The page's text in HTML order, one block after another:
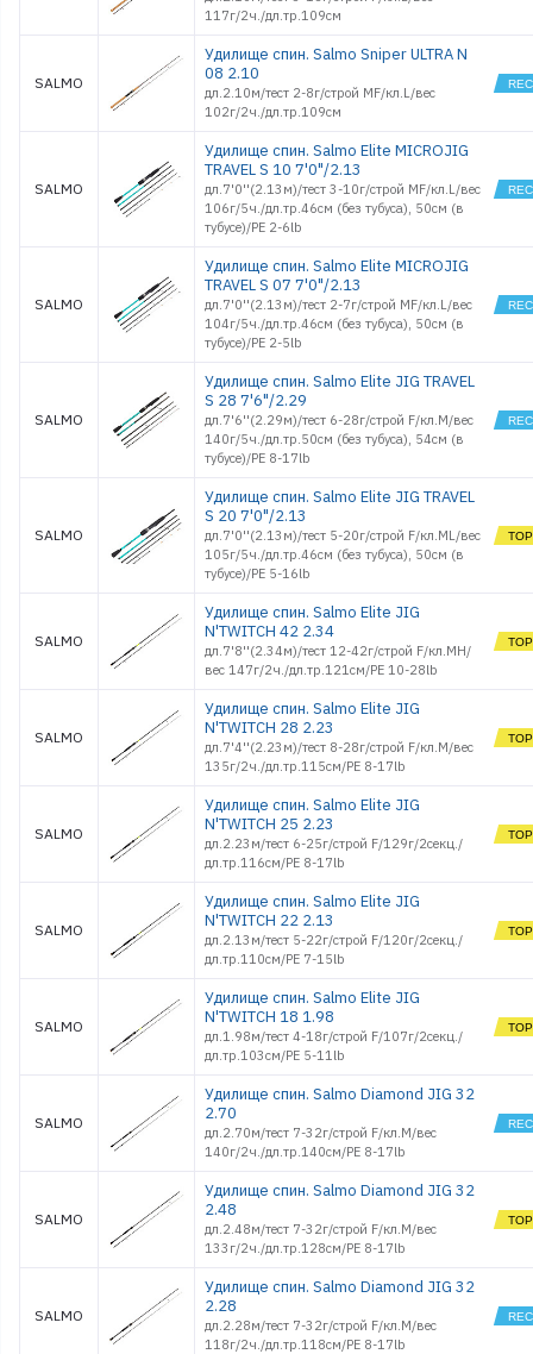
Обувь
Оснастки поплавочные
Очки
Палатки, Тенты, Зонты
Поводки
Подсачеки, садки
Поплавки
Приманки джиговые
силиконовые
Приманки
силиконовые
Принадлежности
походные
Рыбки поролоновые
Санки
Светлячки
Спальники
Спасжилеты
Стенды и
оборудование
Стойки и Держатели
Сторожки, кивки,
Сумки, Рюкзаки,
Емкости
Термосы и Термосумки
Удочки зимние
Чехлы и Тубусы
117г/2ч./дл.тр.109см
SALMO
Удилище спин. Salmo Sniper ULTRA N
08 2.10
дл.2.10м/тест 2-8г/строй MF/кл.L/вес
102г/2ч./дл.тр.109см
SALMO
Удилище спин. Salmo Elite MICROJIG
TRAVEL S 10 7'0"/2.13
дл.7'0''(2.13м)/тест 3-10г/строй MF/кл.L/вес
106г/5ч./дл.тр.46см (без тубуса), 50см (в
тубусе)/PE 2-6lb
SALMO
Удилище спин. Salmo Elite MICROJIG
TRAVEL S 07 7'0"/2.13
дл.7'0''(2.13м)/тест 2-7г/строй MF/кл.L/вес
104г/5ч./дл.тр.46см (без тубуса), 50см (в
тубусе)/PE 2-5lb
SALMO
Удилище спин. Salmo Elite JIG TRAVEL
S 28 7'6"/2.29
дл.7'6''(2.29м)/тест 6-28г/строй F/кл.M/вес
140г/5ч./дл.тр.50см (без тубуса), 54см (в
тубусе)/PE 8-17lb
SALMO
Удилище спин. Salmo Elite JIG TRAVEL
S 20 7'0"/2.13
дл.7'0''(2.13м)/тест 5-20г/строй F/кл.ML/вес
105г/5ч./дл.тр.46см (без тубуса), 50см (в
тубусе)/PE 5-16lb
SALMO
Удилище спин. Salmo Elite JIG
N'TWITCH 42 2.34
дл.7'8''(2.34м)/тест 12-42г/строй F/кл.MH/
вес 147г/2ч./дл.тр.121см/PE 10-28lb
SALMO
Удилище спин. Salmo Elite JIG
N'TWITCH 28 2.23
дл.7'4''(2.23м)/тест 8-28г/строй F/кл.M/вес
135г/2ч./дл.тр.115см/PE 8-17lb
SALMO
Удилище спин. Salmo Elite JIG
N'TWITCH 25 2.23
дл.2.23м/тест 6-25г/строй F/129г/2секц./
дл.тр.116см/PE 8-17lb
SALMO
Удилище спин. Salmo Elite JIG
N'TWITCH 22 2.13
дл.2.13м/тест 5-22г/строй F/120г/2секц./
дл.тр.110см/PE 7-15lb
SALMO
Удилище спин. Salmo Elite JIG
N'TWITCH 18 1.98
дл.1.98м/тест 4-18г/строй F/107г/2секц./
дл.тр.103см/PE 5-11lb
SALMO
Удилище спин. Salmo Diamond JIG 32
2.70
дл.2.70м/тест 7-32г/строй F/кл.M/вес
140г/2ч./дл.тр.140см/PE 8-17lb
SALMO
Удилище спин. Salmo Diamond JIG 32
2.48
дл.2.48м/тест 7-32г/строй F/кл.M/вес
133г/2ч./дл.тр.128см/PE 8-17lb
SALMO
Удилище спин. Salmo Diamond JIG 32
2.28
дл.2.28м/тест 7-32г/строй F/кл.M/вес
118г/2ч./дл.тр.118см/PE 8-17lb